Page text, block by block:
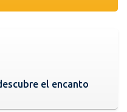
el encanto